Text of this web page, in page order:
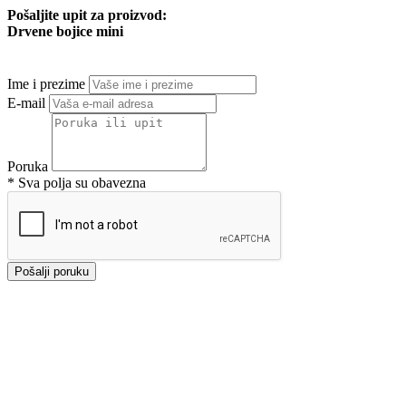
Pošaljite upit za proizvod:
Drvene bojice mini
Ime i prezime
E-mail
Poruka
* Sva polja su obavezna